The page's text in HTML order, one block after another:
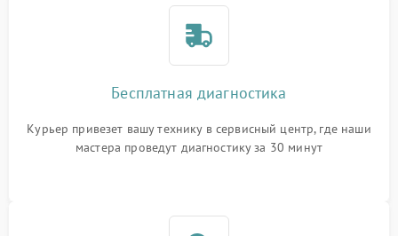
Бесплатная диагностика
Курьер привезет вашу технику в сервисный центр, где наши
мастера проведут диагностику за 30 минут